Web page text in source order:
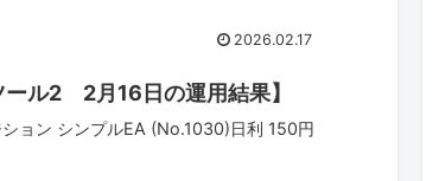
2026.02.17
ール2 2月16日の運用結果】
ョン シンプルEA (No.1030)日利 150円